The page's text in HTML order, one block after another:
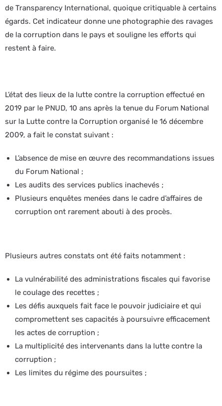
de Transparency International, quoique critiquable à certains
égards. Cet indicateur donne une photographie des ravages
de la corruption dans le pays et souligne les efforts qui
restent à faire.
L’état des lieux de la lutte contre la corruption effectué en
2019 par le PNUD, 10 ans après la tenue du Forum National
sur la Lutte contre la Corruption organisé le 16 décembre
2009, a fait le constat suivant :
L’absence de mise en œuvre des recommandations issues
du Forum National ;
Les audits des services publics inachevés ;
Plusieurs enquêtes menées dans le cadre d’affaires de
corruption ont rarement abouti à des procès.
Plusieurs autres constats ont été faits notamment :
La vulnérabilité des administrations fiscales qui favorise
le coulage des recettes ;
Les défis auxquels fait face le pouvoir judiciaire et qui
compromettent ses capacités à poursuivre efficacement
les actes de corruption ;
La multiplicité des intervenants dans la lutte contre la
corruption ;
Les limites du régime des poursuites ;